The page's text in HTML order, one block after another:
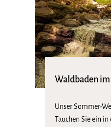
Waldbaden
Unser Sommer-
Tauchen Sie ein